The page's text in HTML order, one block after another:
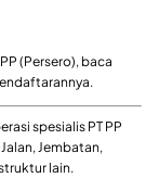
(Persero), baca
spesialis PT PP
Jembatan,
lain.